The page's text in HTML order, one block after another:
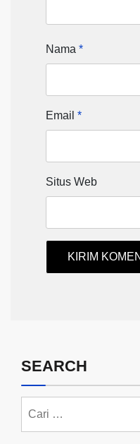
Nama *
Email *
Situs Web
SEARCH